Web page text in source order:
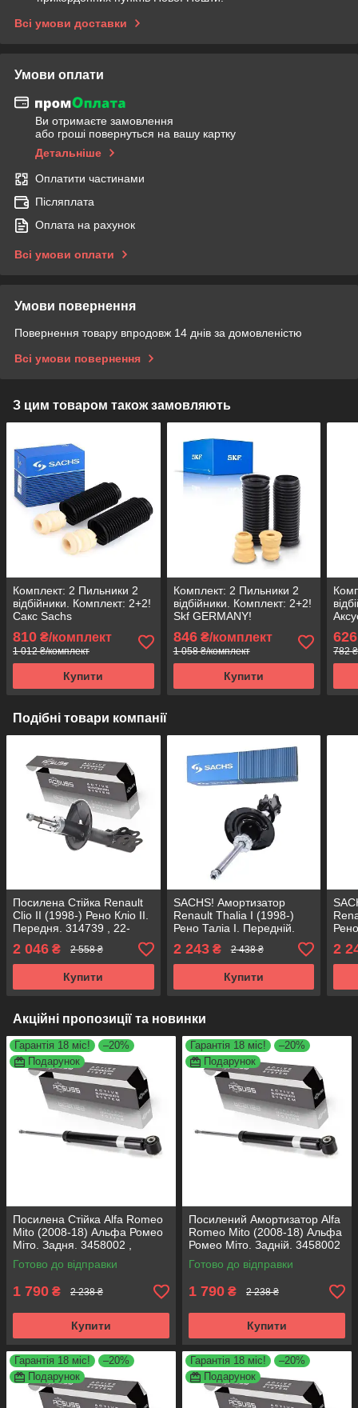
Всі умови доставки
Умови оплати
Ви отримаєте замовлення
або гроші повернуться на вашу картку
Детальніше
Оплатити частинами
Післяплата
Оплата на рахунок
Всі умови оплати
Умови повернення
Повернення товару впродовж 14 днів за домовленістю
Всі умови повернення
З цим товаром також замовляють
Комплект: 2 Пильники 2
відбійники. Комплект: 2+2!
Сакс Sachs
810 ₴/комплект
1 012 ₴/комплект
Купити
Комплект: 2 Пильники 2
відбійники. Комплект: 2+2!
Skf GERMANY!
846₴/комплект
1 058 ₴/комплект
Купити
626
782
Подібні товари компанії
Посилена Стійка Renault
Clio II (1998-) Рено Кліо II.
Передня. 314739 , 22-
223616 KOREA Аксусс!
2 046 ₴ 2 558 ₴
Купити
SACHS! Амортизатор
Renault Thalia I (1998-)
Рено Таліа I. Передній.
314739 , 22-223616 САКС
2 243₴ 2 438 ₴
Купити
2
Акційні пропозиції та новинки
Гарантія 18 міс!
–20%
Подарунок
Посилена Стійка Alfa Romeo
Mito (2008-18) Альфа Ромео
Міто. Задня. 3458002 ,
317722. KOREA Аксусс!
Готово до відправки
1 790 ₴ 2 238 ₴
Купити
Гарантія 18 міс!
–20%
Подарунок
Посилений Амортизатор Alfa
Romeo Mito (2008-18) Альфа
Ромео Міто. Задній. 3458002
, 317722. KOREA Аксусс!
Готово до відправки
1 790 ₴ 2 238 ₴
Купити
Гарантія 18 міс!
–20%
Подарунок
Гарантія 18 міс!
–20%
Подарунок